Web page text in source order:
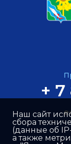
+ 7
Наш сайт
сбора
(данные об
а также